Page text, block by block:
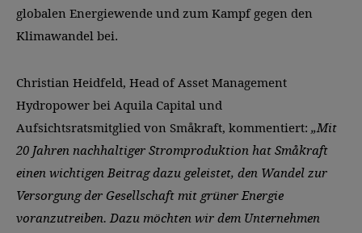
globalen Energiewende und zum Kampf gegen den
Klimawandel bei.
Christian Heidfeld, Head of Asset Management
Hydropower bei Aquila Capital und
Aufsichtsratsmitglied von Småkraft, kommentiert: „Mit
20 Jahren nachhaltiger Stromproduktion hat Småkraft
einen wichtigen Beitrag dazu geleistet, den Wandel zur
Versorgung der Gesellschaft mit grüner Energie
voranzutreiben. Dazu möchten wir dem Unternehmen